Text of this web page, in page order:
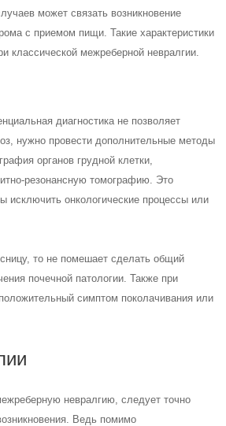
может связать возникновение
с приемом пищи. Такие характеристики
классической межреберной невралгии.
диагностика не позволяет
нужно провести дополнительные методы
органов грудной клетки,
резонансную томографию. Это
исключить онкологические процессы или
то не помешает сделать общий
почечной патологии. Также при
симптом поколачивания или
невралгию, следует точно
Ведь помимо